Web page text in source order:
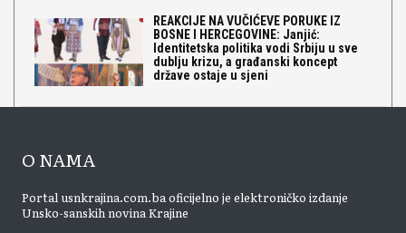
REAKCIJE NA VUČIĆEVE PORUKE IZ
BOSNE I HERCEGOVINE: Janjić:
Identitetska politika vodi Srbiju u sve
dublju krizu, a građanski koncept
države ostaje u sjeni
O NAMA
Portal usnkrajina.com.ba oficijelno je elektroničko izdanje
Unsko-sanskih novina Krajine